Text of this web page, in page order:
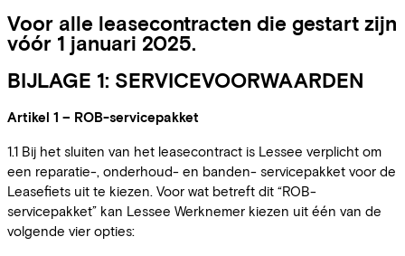
Voor alle leasecontracten die gestart zijn
vóór 1 januari 2025.
BIJLAGE 1: SERVICEVOORWAARDEN
Artikel 1 – ROB-servicepakket
1.1 Bij het sluiten van het leasecontract is Lessee verplicht om
een reparatie-, onderhoud- en banden- servicepakket voor de
Leasefiets uit te kiezen. Voor wat betreft dit “ROB-
servicepakket” kan Lessee Werknemer kiezen uit één van de
volgende vier opties: